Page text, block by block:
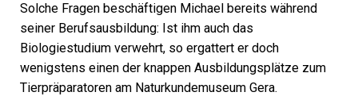
Solche Fragen beschäftigen Michael bereits während
seiner Berufsausbildung: Ist ihm auch das
Biologiestudium verwehrt, so ergattert er doch
wenigstens einen der knappen Ausbildungsplätze zum
Tierpräparatoren am Naturkundemuseum Gera.